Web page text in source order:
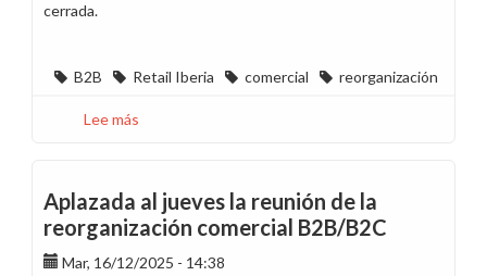
cerrada.
B2B Retail Iberia comercial reorganización
Lee más
de
la
dirección
en
Aplazada al jueves la reunión de la
reorganización comercial B2B/B2C
Mar, 16/12/2025 - 14:38